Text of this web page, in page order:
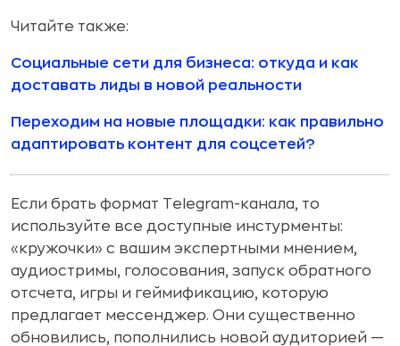
Читайте также:
Социальные сети для бизнеса: откуда и как
доставать лиды в новой реальности
Переходим на новые площадки: как правильно
адаптировать контент для соцсетей?
Если брать формат Telegram-канала, то
используйте все доступные инстурменты:
«кружочки» с вашим экспертными мнением,
аудиостримы, голосования, запуск обратного
отсчета, игры и геймификацию, которую
предлагает мессенджер. Они существенно
обновились, пополнились новой аудиторией —